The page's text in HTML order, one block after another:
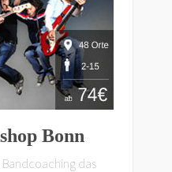
Bonn
das